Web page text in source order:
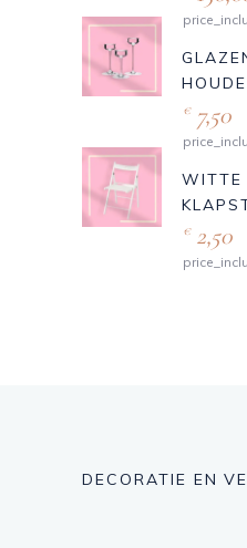
€7,50
WITTE
€2,50
DECORATIE EN